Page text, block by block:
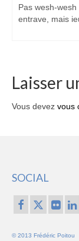
Pas wesh-
entrave, mais
Laisser
Vous devez vous
SOCIAL
© 2013 Frédéric Poitou